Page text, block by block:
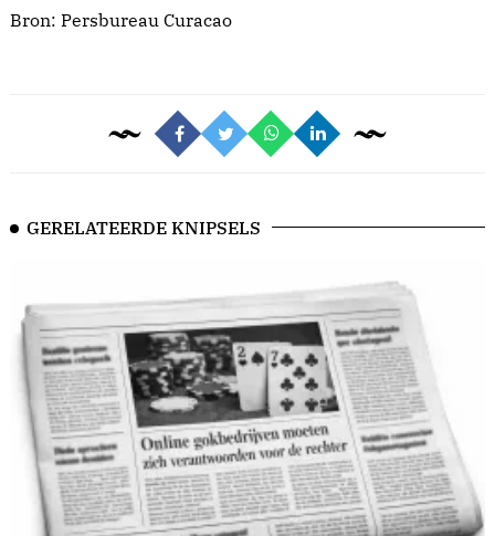
Bron: Persbureau Curacao
GERELATEERDE KNIPSELS